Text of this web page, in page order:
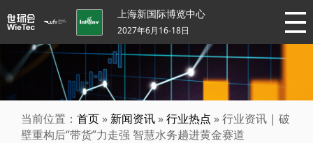
上海新国际博览中心
2027年6月16-18日
当前位置： 首页 » 新闻资讯 »行业热点 » 行业资讯 | 破
壁重构后“带货”力走强 智慧水务趟进黄金赛道